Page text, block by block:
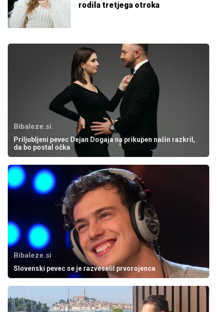
rodila tretjega otroka
Bibaleze.si
Priljubljeni pevec Dejan Dogaja na prikupen način razkril,
da bo postal očka
Bibaleze.si
Slovenski pevec se je razveselil prvorojenca